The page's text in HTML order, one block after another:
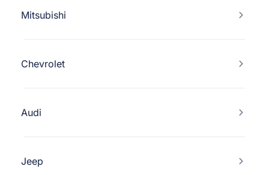
Mitsubishi
Chevrolet
Audi
Jeep